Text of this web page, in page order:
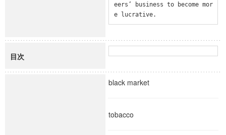
eers’ business to become mor
e lucrative.
目次
black market
tobacco